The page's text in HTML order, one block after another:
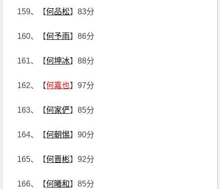
159、【何品松】83分
160、【何予雨】86分
161、【何坤冰】88分
162、【何嘉也】97分
163、【何家俨】85分
164、【何朝惕】90分
165、【何晋彬】92分
166、【何曦和】85分